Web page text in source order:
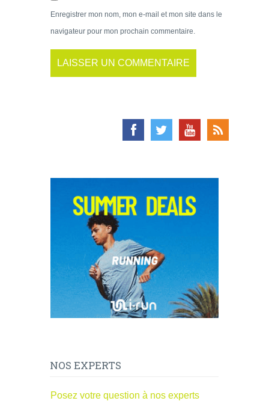
Enregistrer mon nom, mon e-mail et mon site dans le
navigateur pour mon prochain commentaire.
NOS EXPERTS
Posez votre question à nos experts